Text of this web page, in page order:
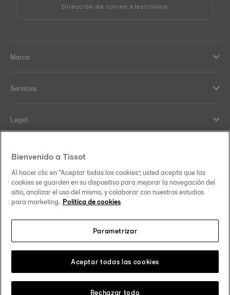
Dirección de correo electrónico
Marca
Servicios
Legal
Nuestro compromiso
Síguenos en redes sociales
Cambiar país Tissot Copyrights 2026
Bienvenido a Tissot
Al hacer clic en “Aceptar todas las cookies”, usted acepta que las
cookies se guarden en su dispositivo para mejorar la navegación del
sitio, analizar el uso del mismo, y colaborar con nuestros estudios
para marketing. Política de cookies
Parametrizar
Rechazar todo
Aceptar todas las cookies